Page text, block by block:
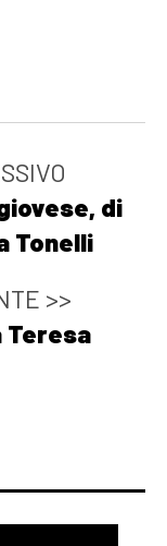
di
Tonelli
>>